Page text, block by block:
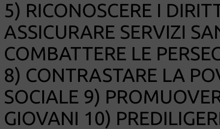
5) RICONOSCERE I
ASSICURARE SERVIZI
COMBATTERE LE
8) CONTRASTARE LA
SOCIALE 9)
GIOVANI 10)